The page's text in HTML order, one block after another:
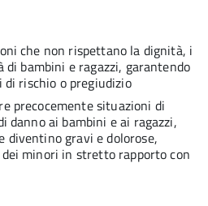
che non rispettano la dignità, i
di bambini e ragazzi, garantendo
rischio o pregiudizio
precocemente situazioni di
danno ai bambini e ai ragazzi,
diventino gravi e dolorose,
minori in stretto rapporto con